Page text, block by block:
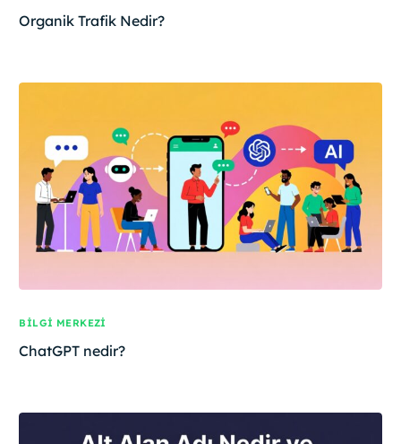
Organik Trafik Nedir?
BILGI MERKEZI
ChatGPT nedir?